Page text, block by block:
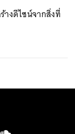
างดีไซน์จากสิ่งที่